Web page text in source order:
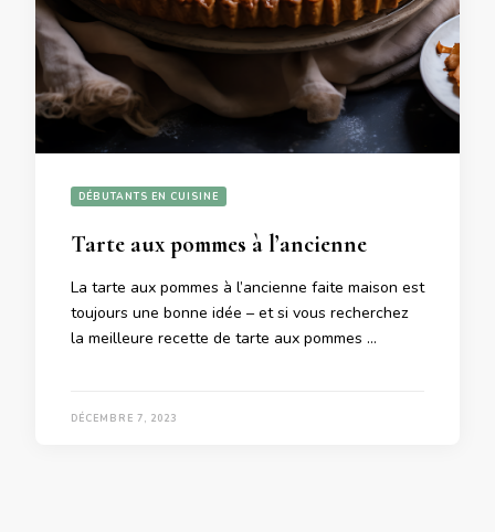
DÉBUTANTS EN CUISINE
Tarte aux pommes à l’ancienne
La tarte aux pommes à l’ancienne faite maison est
toujours une bonne idée – et si vous recherchez
la meilleure recette de tarte aux pommes …
DÉCEMBRE 7, 2023